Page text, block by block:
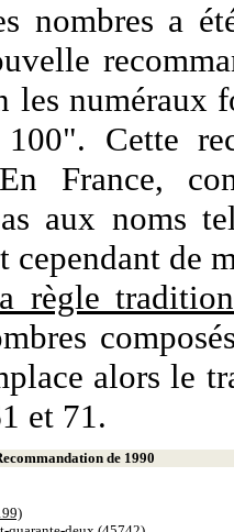
nombres a
les numéraux
Cette
France,
aux noms
cependant de
règle
alors le
et 71.
de 1990